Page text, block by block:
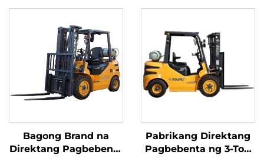
Battery at May
na Ginawa sa Tsina ay
may Makatwirang
Presyo
kayang presyo
Bagong Brand na
Direktang Pagbebenta
Pabrikang Direktang
Pagbebenta ng 3-Ton